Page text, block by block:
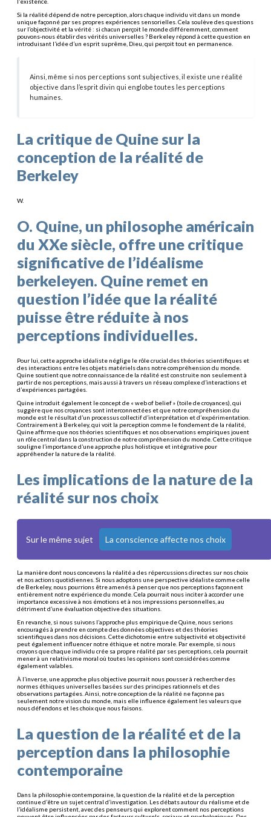
Si la réalité dépend de notre perception, alors chaque individu vit dans un monde
unique façonné par ses propres expériences sensorielles. Cela soulève des questions
sur l’objectivité et la vérité : si chacun perçoit le monde différemment, comment
pouvons-nous établir des vérités universelles ? Berkeley répond à cette question en
introduisant l’idée d’un esprit suprême, Dieu, qui perçoit tout en permanence.
Ainsi, même si nos perceptions sont subjectives, il existe une réalité
objective dans l’esprit divin qui englobe toutes les perceptions
humaines.
La critique de Quine sur la
conception de la réalité de
Berkeley
W.
O. Quine, un philosophe américain
du XXe siècle, offre une critique
significative de l’idéalisme
berkeleyen. Quine remet en
question l’idée que la réalité
puisse être réduite à nos
perceptions individuelles.
Pour lui, cette approche idéaliste néglige le rôle crucial des théories scientifiques et
des interactions entre les objets matériels dans notre compréhension du monde.
Quine soutient que notre connaissance de la réalité est construite non seulement à
partir de nos perceptions, mais aussi à travers un réseau complexe d’interactions et
d’expériences partagées.
Quine introduit également le concept de « web of belief » (toile de croyances), qui
suggère que nos croyances sont interconnectées et que notre compréhension du
monde est le résultat d’un processus collectif d’interprétation et d’expérimentation.
Contrairement à Berkeley, qui voit la perception comme le fondement de la réalité,
Quine affirme que nos théories scientifiques et nos observations empiriques jouent
un rôle central dans la construction de notre compréhension du monde. Cette critique
souligne l’importance d’une approche plus holistique et intégrative pour
appréhender la nature de la réalité.
Les implications de la nature de la
réalité sur nos choix
Sur le même sujet La conscience affecte nos choix
La manière dont nous concevons la réalité a des répercussions directes sur nos choix
et nos actions quotidiennes. Si nous adoptons une perspective idéaliste comme celle
de Berkeley, nous pourrions être amenés à penser que nos perceptions façonnent
entièrement notre expérience du monde. Cela pourrait nous inciter à accorder une
importance excessive à nos émotions et à nos impressions personnelles, au
détriment d’une évaluation objective des situations.
En revanche, si nous suivons l’approche plus empirique de Quine, nous serions
encouragés à prendre en compte des données objectives et des théories
scientifiques dans nos décisions. Cette dichotomie entre subjectivité et objectivité
peut également influencer notre éthique et notre morale. Par exemple, si nous
croyons que chaque individu crée sa propre réalité par ses perceptions, cela pourrait
mener à un relativisme moral où toutes les opinions sont considérées comme
également valables.
À l’inverse, une approche plus objective pourrait nous pousser à rechercher des
normes éthiques universelles basées sur des principes rationnels et des
observations partagées. Ainsi, notre conception de la réalité ne façonne pas
seulement notre vision du monde, mais elle influence également les valeurs que
nous défendons et les choix que nous faisons.
La question de la réalité et de la
perception dans la philosophie
contemporaine
Dans la philosophie contemporaine, la question de la réalité et de la perception
continue d’être un sujet central d’investigation. Les débats autour du réalisme et de
l’idéalisme persistent, avec des penseurs qui explorent comment nos perceptions